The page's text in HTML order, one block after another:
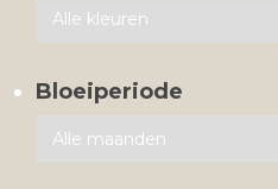
Bloeiperiode